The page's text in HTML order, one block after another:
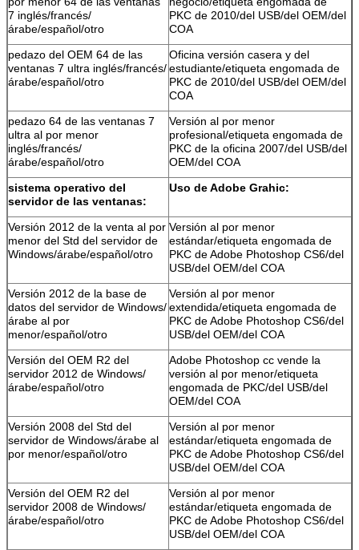
7 inglés/francés/
árabe/español/otro
PKC de 2010/del USB/del OEM/del
COA
pedazo del OEM 64 de las
ventanas 7 ultra inglés/francés/
árabe/español/otro
Oficina versión casera y del
estudiante/etiqueta engomada de
PKC de 2010/del USB/del OEM/del
COA
pedazo 64 de las ventanas 7
ultra al por menor
inglés/francés/
árabe/español/otro
Versión al por menor
profesional/etiqueta engomada de
PKC de la oficina 2007/del USB/del
OEM/del COA
sistema operativo del
servidor de las ventanas:
Uso de Adobe Grahic:
Versión 2012 de la venta al por
menor del Std del servidor de
Windows/árabe/español/otro
Versión al por menor
estándar/etiqueta engomada de
PKC de Adobe Photoshop CS6/del
USB/del OEM/del COA
Versión 2012 de la base de
datos del servidor de Windows/
árabe al por
menor/español/otro
Versión al por menor
extendida/etiqueta engomada de
PKC de Adobe Photoshop CS6/del
USB/del OEM/del COA
Versión del OEM R2 del
servidor 2012 de Windows/
árabe/español/otro
Adobe Photoshop cc vende la
versión al por menor/etiqueta
engomada de PKC/del USB/del
OEM/del COA
Versión 2008 del Std del
servidor de Windows/árabe al
por menor/español/otro
Versión al por menor
estándar/etiqueta engomada de
PKC de Adobe Photoshop CS6/del
USB/del OEM/del COA
Versión del OEM R2 del
servidor 2008 de Windows/
árabe/español/otro
Versión al por menor
estándar/etiqueta engomada de
PKC de Adobe Photoshop CS6/del
USB/del OEM/del COA